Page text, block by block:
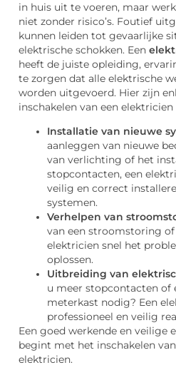
in huis uit te voeren, maar
niet zonder risico’s. Foutief
kunnen leiden tot gevaarlijke
elektrische schokken. Een
heeft de juiste opleiding,
te zorgen dat alle elektrische
worden uitgevoerd. Hier zijn
inschakelen van een elektricien
Installatie van nieuwe
aanleggen van nieuwe
van verlichting of het
stopcontacten, een
veilig en correct
systemen.
Verhelpen van
van een stroomstoring
elektricien snel het
oplossen.
Uitbreiding van
u meer stopcontacten of
meterkast nodig? Een
professioneel en veilig
Een goed werkende en veilige
begint met het inschakelen
elektricien.